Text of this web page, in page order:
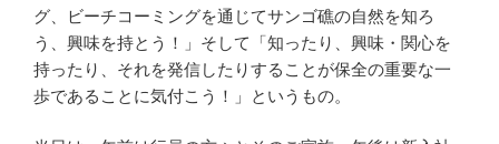
グ、ビーチコーミングを通じてサンゴ礁の自然を知ろ
う、興味を持とう！」そして「知ったり、興味・関心を
持ったり、それを発信したりすることが保全の重要な一
歩であることに気付こう！」というもの。